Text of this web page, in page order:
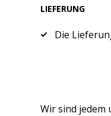
LIEFERUNG
Die
Wir sind jedem